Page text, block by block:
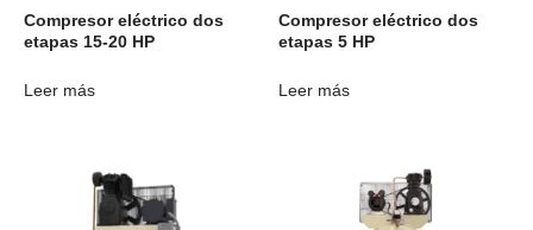
Compresor eléctrico dos
etapas 15-20 HP
Leer más
Compresor eléctrico dos
etapas 5 HP
Leer más